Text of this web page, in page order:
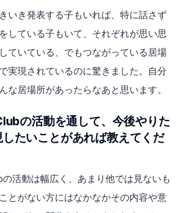
いき発表する子もいれば、特に話さず
している子もいて、それぞれが思い思
ていている、でもつながっている居場
実現されているのに驚きました。自分
な居場所があったらなあと思います。
の活動を通して、今後やりた
たいことがあれば教えてくだ
活動は幅広く、あまり他では見ないも
とがない方にはなかなかその内容や意